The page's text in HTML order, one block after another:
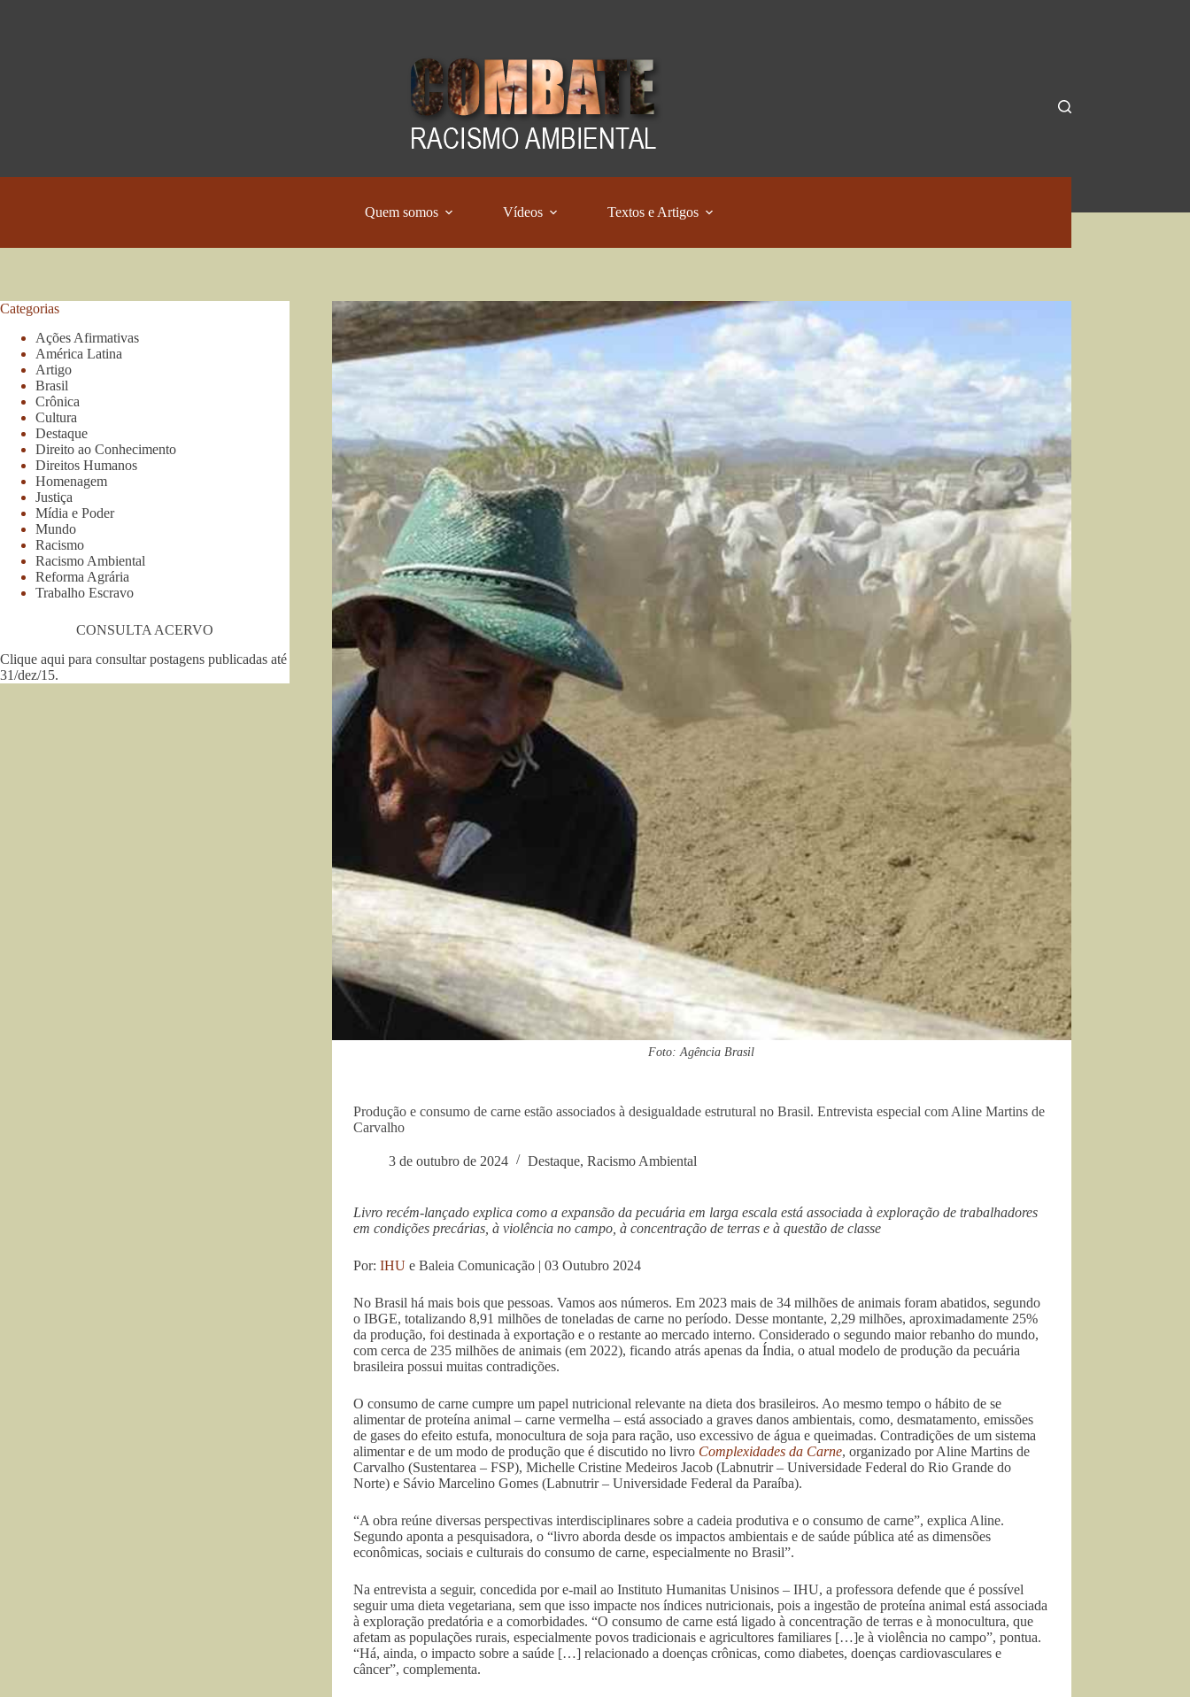
Quem somos Vídeos Textos e Artigos
Foto: Agência Brasil
Produção e consumo de carne estão associados à desigualdade estrutural no Brasil. Entrevista especial com Aline Martins de
Carvalho
3 de outubro de 2024 Destaque, Racismo Ambiental
Livro recém-lançado explica como a expansão da pecuária em larga escala está associada à exploração de trabalhadores
em condições precárias, à violência no campo, à concentração de terras e à questão de classe
Por: IHU e Baleia Comunicação | 03 Outubro 2024
No Brasil há mais bois que pessoas. Vamos aos números. Em 2023 mais de 34 milhões de animais foram abatidos, segundo
o IBGE, totalizando 8,91 milhões de toneladas de carne no período. Desse montante, 2,29 milhões, aproximadamente 25%
da produção, foi destinada à exportação e o restante ao mercado interno. Considerado o segundo maior rebanho do mundo,
com cerca de 235 milhões de animais (em 2022), ficando atrás apenas da Índia, o atual modelo de produção da pecuária
brasileira possui muitas contradições.
O consumo de carne cumpre um papel nutricional relevante na dieta dos brasileiros. Ao mesmo tempo o hábito de se
alimentar de proteína animal – carne vermelha – está associado a graves danos ambientais, como, desmatamento, emissões
de gases do efeito estufa, monocultura de soja para ração, uso excessivo de água e queimadas. Contradições de um sistema
alimentar e de um modo de produção que é discutido no livro Complexidades da Carne, organizado por Aline Martins de
Carvalho (Sustentarea – FSP), Michelle Cristine Medeiros Jacob (Labnutrir – Universidade Federal do Rio Grande do
Norte) e Sávio Marcelino Gomes (Labnutrir – Universidade Federal da Paraíba).
“A obra reúne diversas perspectivas interdisciplinares sobre a cadeia produtiva e o consumo de carne”, explica Aline.
Segundo aponta a pesquisadora, o “livro aborda desde os impactos ambientais e de saúde pública até as dimensões
econômicas, sociais e culturais do consumo de carne, especialmente no Brasil”.
Na entrevista a seguir, concedida por e-mail ao Instituto Humanitas Unisinos – IHU, a professora defende que é possível
seguir uma dieta vegetariana, sem que isso impacte nos índices nutricionais, pois a ingestão de proteína animal está associada
à exploração predatória e a comorbidades. “O consumo de carne está ligado à concentração de terras e à monocultura, que
afetam as populações rurais, especialmente povos tradicionais e agricultores familiares […]e à violência no campo”, pontua.
“Há, ainda, o impacto sobre a saúde […] relacionado a doenças crônicas, como diabetes, doenças cardiovasculares e
câncer”, complementa.
Categorias
Ações Afirmativas
América Latina
Artigo
Brasil
Crônica
Cultura
Destaque
Direito ao Conhecimento
Direitos Humanos
Homenagem
Justiça
Mídia e Poder
Mundo
Racismo
Racismo Ambiental
Reforma Agrária
Trabalho Escravo
CONSULTA ACERVO
Clique aqui para consultar postagens publicadas até
31/dez/15.